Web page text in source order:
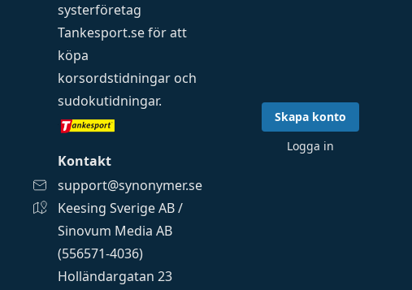
systerföretag
Tankesport.seför att
köpa
korsordstidningar och
sudokutidningar.
Kontakt
support@synonymer.se
Keesing Sverige AB /
Sinovum Media AB
(556571-4036)
Holländargatan 23
Skapa konto
Logga in